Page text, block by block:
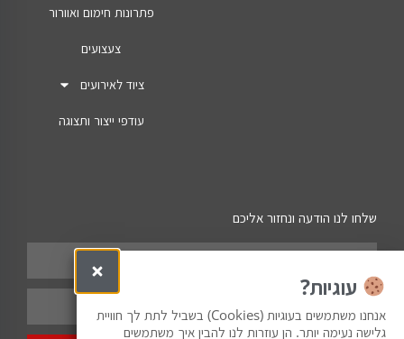
פתרונות חימום ואוורור
צעצועים
ציוד לאירועים
עודפי ייצור ותצוגה
שלחו לנו הודעה ונחזור אליכם
עוגיות?
אנחנו משתמשים בעוגיות (Cookies) בשביל לתת לך חוויית
גלישה נעימה יותר. הן עוזרות לנו להבין איך משתמשים